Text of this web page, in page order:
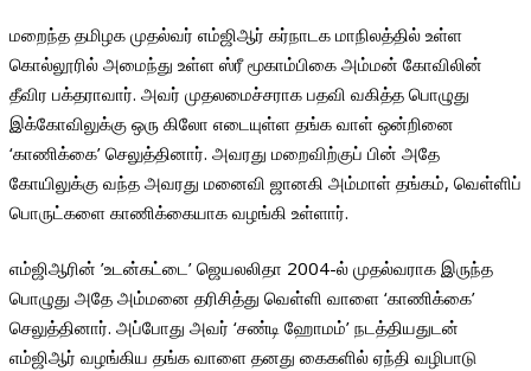
மறைந்த தமிழக முதல்வர் எம்ஜிஆர் கர்நாடக மாநிலத்தில் உள்ள
கொல்லூரில் அமைந்து உள்ள ஸ்ரீ மூகாம்பிகை அம்மன் கோவிலின்
தீவிர பக்தராவார். அவர் முதலமைச்சராக பதவி வகித்த பொழுது
இக்கோவிலுக்கு ஒரு கிலோ எடையுள்ள தங்க வாள் ஒன்றினை
‘காணிக்கை’ செலுத்தினார். அவரது மறைவிற்குப் பின் அதே
கோயிலுக்கு வந்த அவரது மனைவி ஜானகி அம்மாள் தங்கம், வெள்ளிப்
பொருட்களை காணிக்கையாக வழங்கி உள்ளார்.
எம்ஜிஆரின் ’உடன்கட்டை’ ஜெயலலிதா 2004-ல் முதல்வராக இருந்த
பொழுது அதே அம்மனை தரிசித்து வெள்ளி வாளை ‘காணிக்கை’
செலுத்தினார். அப்போது அவர் ‘சண்டி ஹோமம்’ நடத்தியதுடன்
எம்ஜிஆர் வழங்கிய தங்க வாளை தனது கைகளில் ஏந்தி வழிபாடு